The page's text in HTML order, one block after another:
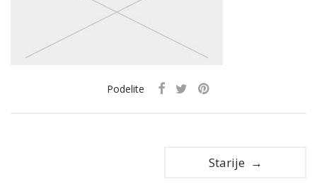
Podelite
Starije →